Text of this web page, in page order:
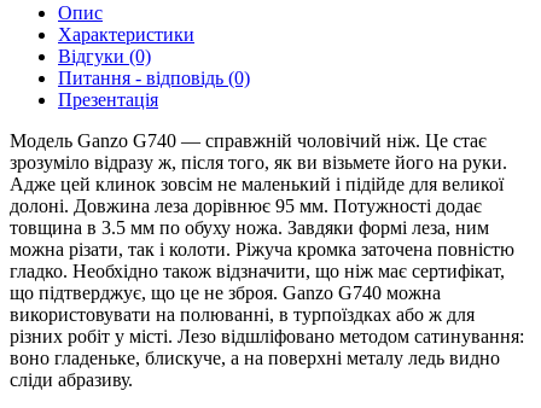
Опис
Характеристики
Відгуки (0)
Питання - відповідь (0)
Презентація
Модель Ganzo G740 — справжній чоловічий ніж. Це стає
зрозуміло відразу ж, після того, як ви візьмете його на руки.
Адже цей клинок зовсім не маленький і підійде для великої
долоні. Довжина леза дорівнює 95 мм. Потужності додає
товщина в 3.5 мм по обуху ножа. Завдяки формі леза, ним
можна різати, так і колоти. Ріжуча кромка заточена повністю
гладко. Необхідно також відзначити, що ніж має сертифікат,
що підтверджує, що це не зброя. Ganzo G740 можна
використовувати на полюванні, в турпоїздках або ж для
різних робіт у місті. Лезо відшліфовано методом сатинування:
воно гладеньке, блискуче, а на поверхні металу ледь видно
сліди абразиву.